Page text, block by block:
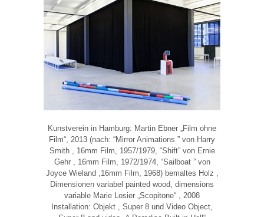
Kunstverein in Hamburg: Martin Ebner „Film ohne
Film“, 2013 (nach: “Mirror Animations ” von Harry
Smith , 16mm Film, 1957/1979, “Shift” von Ernie
Gehr , 16mm Film, 1972/1974, “Sailboat ” von
Joyce Wieland ,16mm Film, 1968) bemaltes Holz ,
Dimensionen variabel painted wood, dimensions
variable Marie Losier „Scopitone“ , 2008
Installation: Objekt , Super 8 und Video Object,